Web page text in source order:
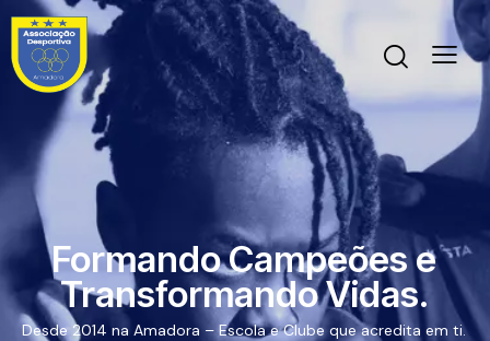
Desde 2014 na Amadora – Escola e Clube que acredita em ti.
Formando Campeões e
Transformando Vidas.